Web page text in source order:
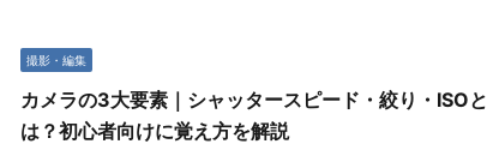
撮影・編集
カメラの3大要素｜シャッタースピード・絞り・ISOと
は？初心者向けに覚え方を解説